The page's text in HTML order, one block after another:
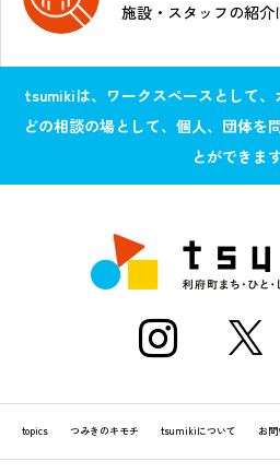
施設・スタッフの紹介
tsumikiは、ワークスペースとして
どの相談の場として、個人、団体を
とができます
topics つみきのキモチ tsumikiについて お